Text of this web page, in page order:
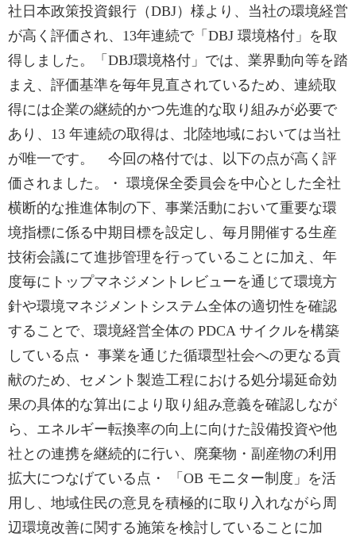
社日本政策投資銀行（DBJ）様より、当社の環境経営
が高く評価され、13年連続で「DBJ 環境格付」を取
得しました。「DBJ環境格付」では、業界動向等を踏
まえ、評価基準を毎年見直されているため、連続取
得には企業の継続的かつ先進的な取り組みが必要で
あり、13 年連続の取得は、北陸地域においては当社
が唯一です。 今回の格付では、以下の点が高く評
価されました。・ 環境保全委員会を中心とした全社
横断的な推進体制の下、事業活動において重要な環
境指標に係る中期目標を設定し、毎月開催する生産
技術会議にて進捗管理を行っていることに加え、年
度毎にトップマネジメントレビューを通じて環境方
針や環境マネジメントシステム全体の適切性を確認
することで、環境経営全体の PDCA サイクルを構築
している点・ 事業を通じた循環型社会への更なる貢
献のため、セメント製造工程における処分場延命効
果の具体的な算出により取り組み意義を確認しなが
ら、エネルギー転換率の向上に向けた設備投資や他
社との連携を継続的に行い、廃棄物・副産物の利用
拡大につなげている点・ 「OB モニター制度」を活
用し、地域住民の意見を積極的に取り入れながら周
辺環境改善に関する施策を検討していることに加